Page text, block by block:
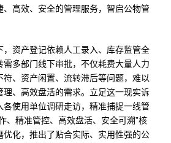
、高效、安全的管理服务，智启公物管
，资产登记依赖人工录入、库存监管全
需多部门线下审批，不仅耗费大量人力
、资产闲置、流转滞后等问题，难以
理、高效盘活的需求。立足这一现实诉
各使用单位调研走访，精准捕捉一线管
、精准管控、高效盘活、安全可溯”核
优化，推出了贴合实际、实用性强的公